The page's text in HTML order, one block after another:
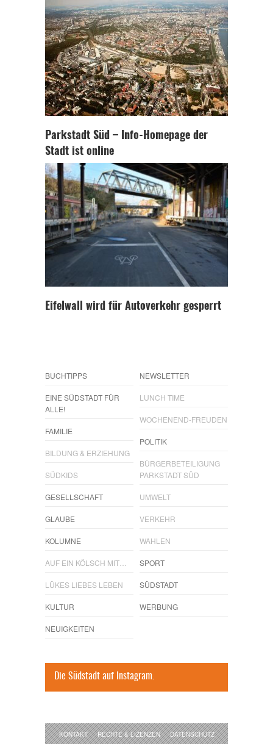
Parkstadt Süd – Info-Homepage der
Stadt ist online
Eifelwall wird für Autoverkehr gesperrt
BUCHTIPPS
EINE SÜDSTADT FÜR
ALLE!
FAMILIE
BILDUNG & ERZIEHUNG
SÜDKIDS
GESELLSCHAFT
GLAUBE
KOLUMNE
AUF EIN KÖLSCH MIT…
LÜKES LIEBES LEBEN
KULTUR
NEUIGKEITEN
NEWSLETTER
LUNCH TIME
WOCHENEND-FREUDEN
POLITIK
BÜRGERBETEILIGUNG
PARKSTADT SÜD
UMWELT
VERKEHR
WAHLEN
SPORT
SÜDSTADT
WERBUNG
Die Südstadt auf Instagram.
KONTAKT RECHTE & LIZENZEN
DATENSCHUTZ